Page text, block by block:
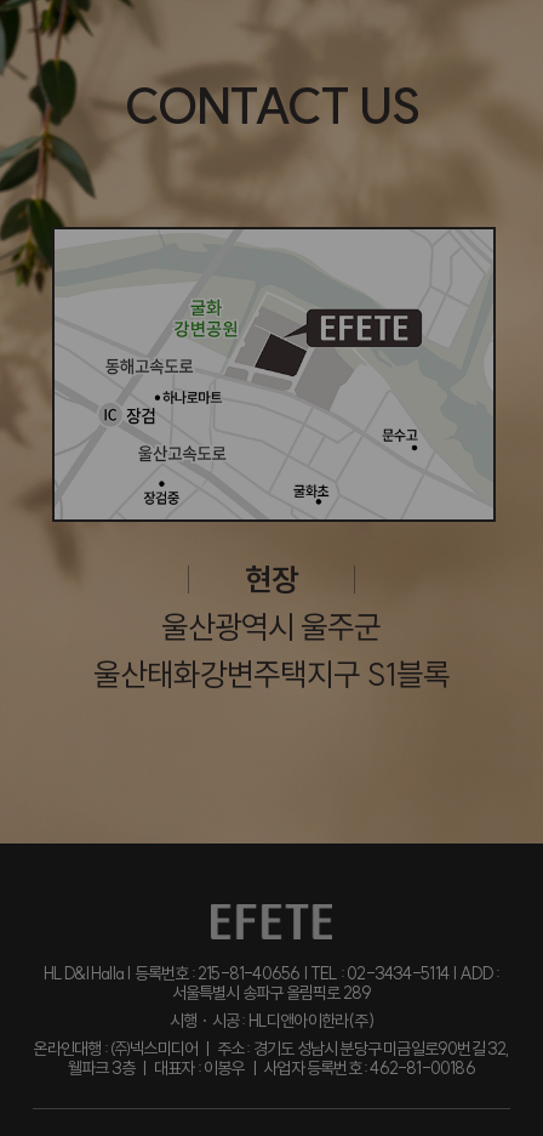
CONTACT US
현장
울산광역시 울주군
울산태화강변주택지구 S1블록
HL D&I Halla | 등록번호 : 215-81-40656 | TEL : 02-3434-5114 | ADD :
서울특별시 송파구 올림픽로 289
시행ㆍ시공 : HL디앤아이한라(주)
온라인대행 : ㈜넥스미디어 ㅣ 주소 : 경기도 성남시 분당구 미금일로90번길 32,
웰파크 3층 ㅣ 대표자 : 이봉우 ㅣ 사업자 등록번호 : 462-81-00186